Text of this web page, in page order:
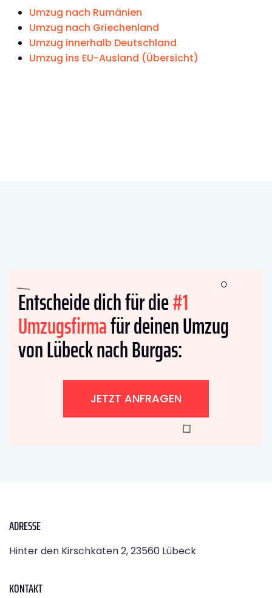
Umzug nach Rumänien
Umzug nach Griechenland
Umzug innerhalb Deutschland
Umzug ins EU-Ausland (Übersicht)
Entscheide dich für die#1
Umzugsfirmafür deinen Umzug
von Lübeck nach Burgas:
JETZT ANFRAGEN
ADRESSE
Hinter den Kirschkaten 2, 23560 Lübeck
KONTAKT